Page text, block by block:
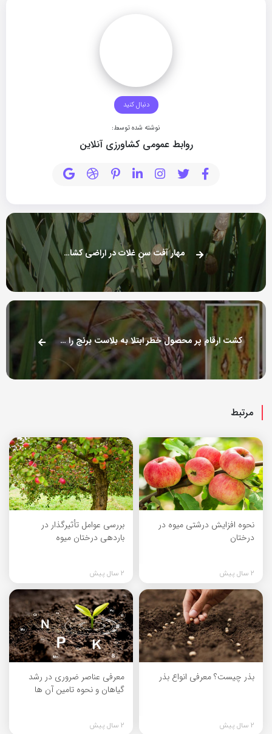
دنبال کنید
نوشته شده توسط:
روابط عمومی کشاورزی آنلاین
مهار آفت سنِ غلات در اراضی کشاورزی بوکان
کشت ارقام پر محصول خطر ابتلا به بلاست برنج را کاهش می دهد
مرتبط
نحوه افزایش درشتی میوه در
درختان
2 سال پیش
بررسی عوامل تأثیرگذار در
باردهی درختان میوه
2 سال پیش
بذر چیست؟ معرفی انواع بذر
2 سال پیش
معرفی عناصر ضروری در رشد
گیاهان و نحوه تامین آن ها
2 سال پیش